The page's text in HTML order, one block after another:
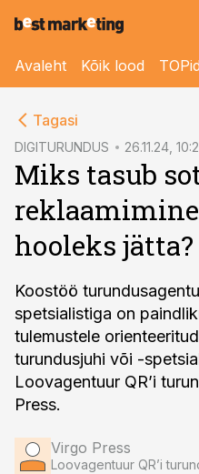
Avaleht Kõik lood TOPid
Tagasi
DIGITURUNDUS 26.11.24,
Miks tasub
hooleks jätta?
Koostöö
spetsialistiga on
tulemustele
turundusjuhi või -
Loovagentuur QR’i
Press.
Virgo Press
Loovagentuur QR’i